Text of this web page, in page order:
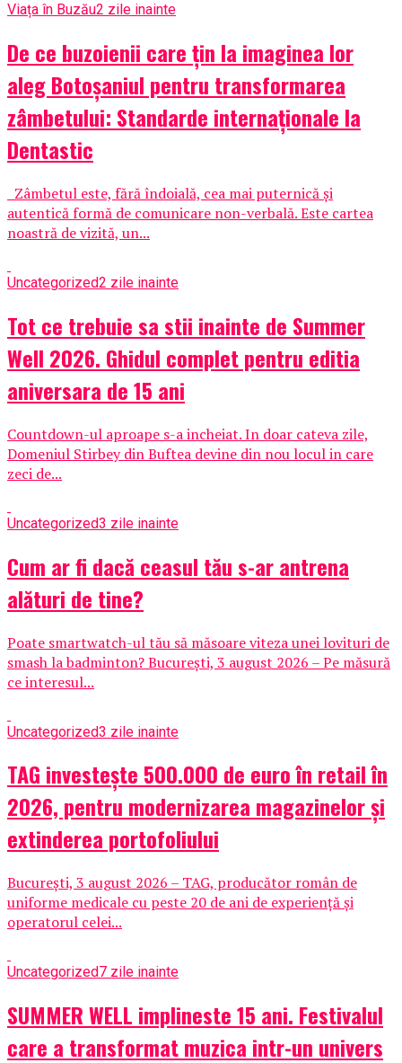
Viața în Buzău2 zile inainte
De ce buzoienii care țin la imaginea lor
aleg Botoșaniul pentru transformarea
zâmbetului: Standarde internaționale la
Dentastic
Zâmbetul este, fără îndoială, cea mai puternică și
autentică formă de comunicare non-verbală. Este cartea
noastră de vizită, un...
Uncategorized2 zile inainte
Tot ce trebuie sa stii inainte de Summer
Well 2026. Ghidul complet pentru editia
aniversara de 15 ani
Countdown-ul aproape s-a incheiat. In doar cateva zile,
Domeniul Stirbey din Buftea devine din nou locul in care
zeci de...
Uncategorized3 zile inainte
Cum ar fi dacă ceasul tău s-ar antrena
alături de tine?
Poate smartwatch-ul tău să măsoare viteza unei lovituri de
smash la badminton? București, 3 august 2026 – Pe măsură
ce interesul...
Uncategorized3 zile inainte
TAG investește 500.000 de euro în retail în
2026, pentru modernizarea magazinelor și
extinderea portofoliului
București, 3 august 2026 – TAG, producător român de
uniforme medicale cu peste 20 de ani de experiență și
operatorul celei...
Uncategorized7 zile inainte
SUMMER WELL implineste 15 ani. Festivalul
care a transformat muzica intr-un univers